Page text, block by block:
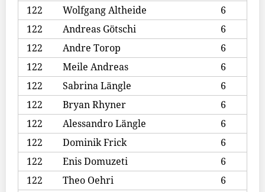
122
Wolfgang Altheide
6
122
Andreas Götschi
6
122
Andre Torop
6
122
Meile Andreas
6
122
Sabrina Längle
6
122
Bryan Rhyner
6
122
Alessandro Längle
6
122
Dominik Frick
6
122
Enis Domuzeti
6
122
Theo Oehri
6